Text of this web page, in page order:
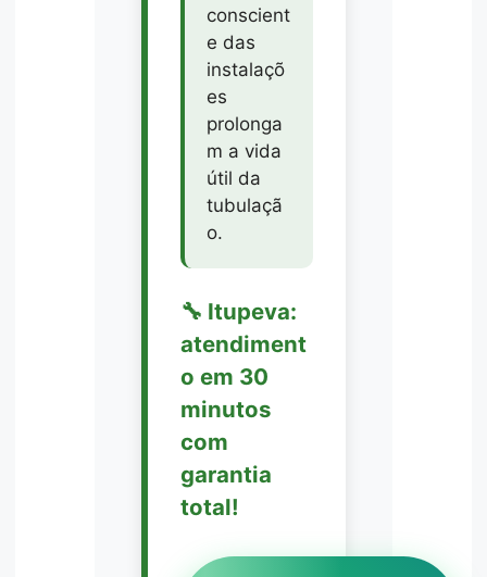
conscient
e das
instalaçõ
es
prolonga
m a vida
útil da
tubulaçã
o.
🔧 Itupeva:
atendiment
o em 30
minutos
com
garantia
total!